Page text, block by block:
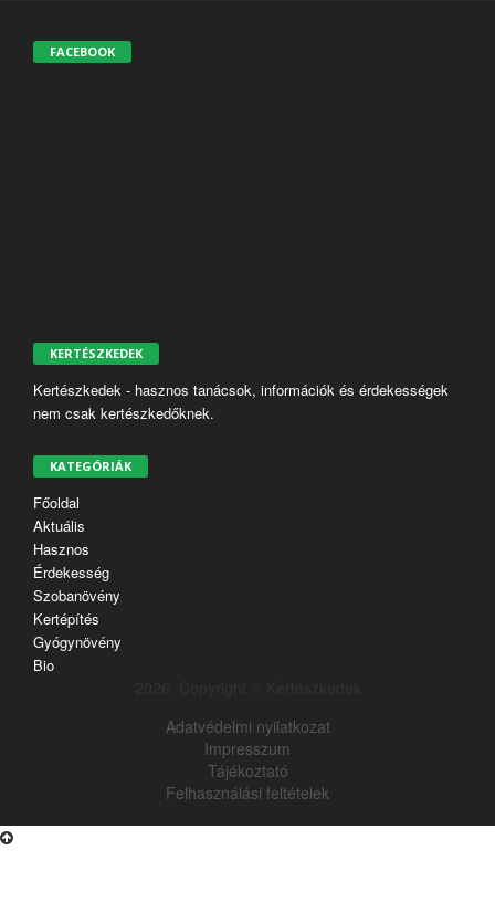
FACEBOOK
KERTÉSZKEDEK
Kertészkedek - hasznos tanácsok, információk és érdekességek
nem csak kertészkedőknek.
KATEGÓRIÁK
Főoldal
Aktuális
Hasznos
Érdekesség
Szobanövény
Kertépítés
Gyógynövény
Bio
Adatvédelmi nyilatkozat
Impresszum
Tájékoztató
Felhasználási feltételek